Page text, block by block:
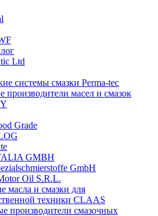
Ltd
системы смазки Perma-tec
производители масел и смазок
Grade
GMBH
GmbH
Oil S.R.L.
масла и смазки для
техники CLAAS
производители смазочных